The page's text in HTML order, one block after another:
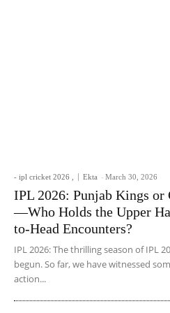
- ipl cricket 2026 , Ekta - March 30, 2026
IPL 2026: Punjab Kings or
—Who Holds the Upper
to-Head Encounters?
IPL 2026: The thrilling season of IPL
begun. So far, we have witnessed
action...